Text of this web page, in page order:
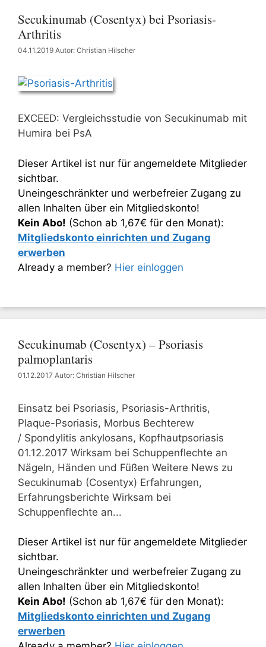
Secukinumab (Cosentyx) bei Psoriasis-
Arthritis
04.11.2019 Autor: Christian Hilscher
EXCEED: Vergleichsstudie von Secukinumab mit
Humira bei PsA
Dieser Artikel ist nur für angemeldete Mitglieder
sichtbar.
Uneingeschränkter und werbefreier Zugang zu
allen Inhalten über ein Mitgliedskonto!
Kein Abo! (Schon ab 1,67€ für den Monat):
Mitgliedskonto einrichten und Zugang
erwerben
Already a member? Hier einloggen
Secukinumab (Cosentyx) – Psoriasis
palmoplantaris
01.12.2017 Autor: Christian Hilscher
Einsatz bei Psoriasis, Psoriasis-Arthritis,
Plaque-Psoriasis, Morbus Bechterew
/ Spondylitis ankylosans, Kopfhautpsoriasis
01.12.2017 Wirksam bei Schuppenflechte an
Nägeln, Händen und Füßen Weitere News zu
Secukinumab (Cosentyx) Erfahrungen,
Erfahrungsberichte Wirksam bei
Schuppenflechte an...
Dieser Artikel ist nur für angemeldete Mitglieder
sichtbar.
Uneingeschränkter und werbefreier Zugang zu
allen Inhalten über ein Mitgliedskonto!
Kein Abo! (Schon ab 1,67€ für den Monat):
Mitgliedskonto einrichten und Zugang
erwerben